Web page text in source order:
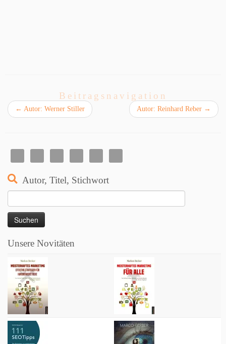
Beitragsnavigation
← Autor: Werner Stiller Autor: Reinhard Reber →
Autor, Titel, Stichwort
nach:
Unsere Novitäten